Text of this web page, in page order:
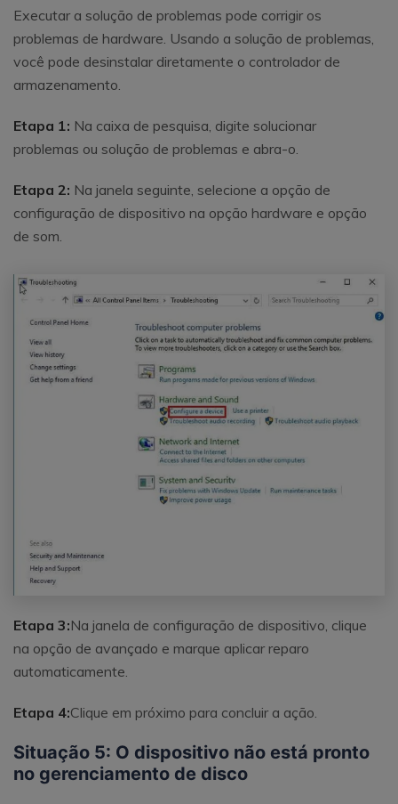
Executar a solução de problemas pode corrigir os
problemas de hardware. Usando a solução de problemas,
você pode desinstalar diretamente o controlador de
armazenamento.
Etapa 1: Na caixa de pesquisa, digite solucionar
problemas ou solução de problemas e abra-o.
Etapa 2: Na janela seguinte, selecione a opção de
configuração de dispositivo na opção hardware e opção
de som.
Etapa 3:Na janela de configuração de dispositivo, clique
na opção de avançado e marque aplicar reparo
automaticamente.
Etapa 4:Clique em próximo para concluir a ação.
Situação 5: O dispositivo não está pronto
no gerenciamento de disco